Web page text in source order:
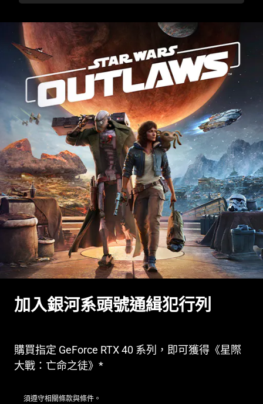
加入銀河系頭號通緝犯行列
購買指定 GeForce RTX 40 系列，即可獲得《星際
大戰：亡命之徒》*
須遵守相關條款與條件。